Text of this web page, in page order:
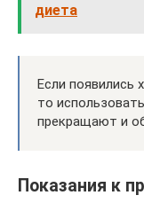
диета
Если появились
то
прекращают и
Показания к